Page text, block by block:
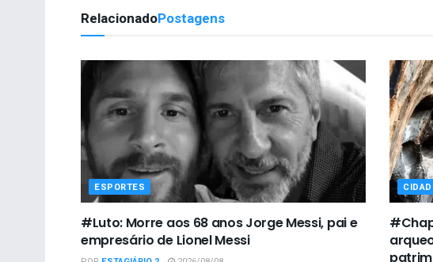
RelacionadoPostagens
ESPORTES
#Luto: Morre aos 68 anos Jorge Messi, pai e
empresário de Lionel Messi